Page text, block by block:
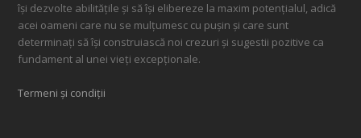
își dezvolte abilitățile și să își elibereze la maxim potențialul, adică
acei oameni care nu se mulțumesc cu pușin și care sunt
determinați să își construiască noi crezuri și sugestii pozitive ca
fundament al unei vieți excepționale.
Termeni și condiții